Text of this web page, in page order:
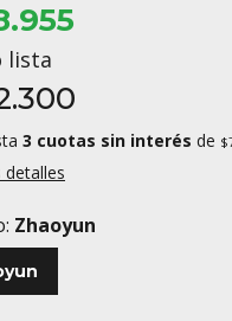
lista
3 cuotas sin interés de
detalles
Zhaoyun